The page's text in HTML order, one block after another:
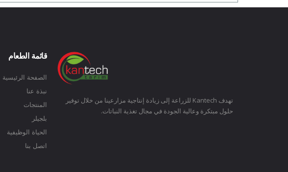
تهدف Kantech للزراعة إلى زيادة إنتاجية مزارعينا من خلال توفير
حلول مبتكرة وعالية الجودة في مجال تغذية النباتات.
قائمة الطعام
الصفحة الرئيسية
نبذة عنا
المنتجات
بلجيلر
الحياة الوظيفية
اتصل بنا